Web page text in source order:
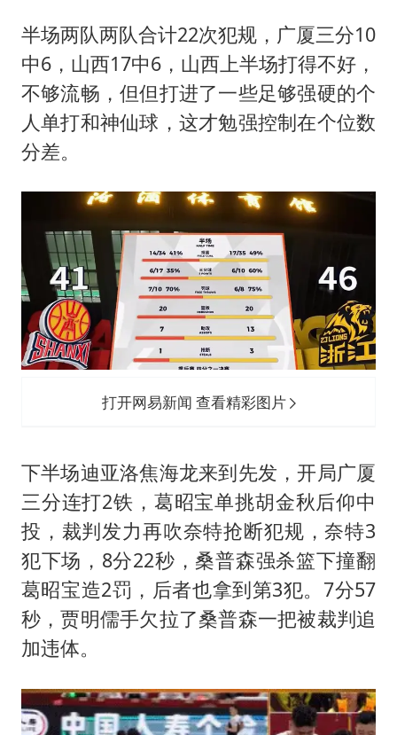
半场两队两队合计22次犯规，广厦三分10
中6，山西17中6，山西上半场打得不好，
不够流畅，但但打进了一些足够强硬的个
人单打和神仙球，这才勉强控制在个位数
分差。
打开网易新闻 查看精彩图片
下半场迪亚洛焦海龙来到先发，开局广厦
三分连打2铁，葛昭宝单挑胡金秋后仰中
投，裁判发力再吹奈特抢断犯规，奈特3
犯下场，8分22秒，桑普森强杀篮下撞翻
葛昭宝造2罚，后者也拿到第3犯。7分57
秒，贾明儒手欠拉了桑普森一把被裁判追
加违体。